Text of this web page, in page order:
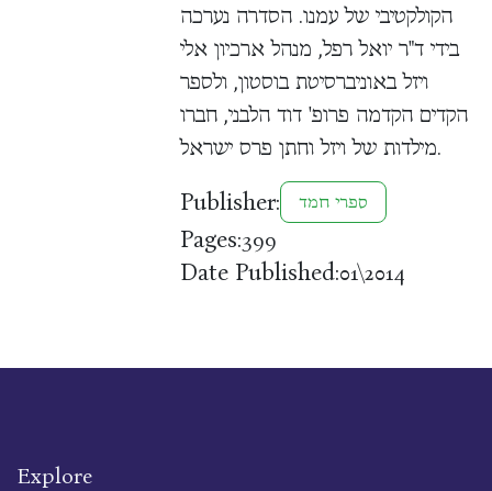
הקולקטיבי של עמנו. הסדרה נערכה
בידי ד"ר יואל רפל, מנהל ארכיון אלי
ויזל באוניברסיטת בוסטון, ולספר
הקדים הקדמה פרופ' דוד הלבני, חברו
מילדות של ויזל וחתן פרס ישראל.
Publisher: ספרי חמד
Pages:399
Date Published:01\2014
Explore